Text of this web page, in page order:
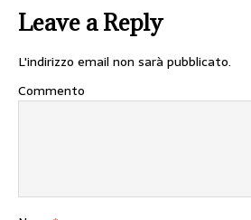
Leave a Reply
L'indirizzo email non sarà pubblicato.
Commento